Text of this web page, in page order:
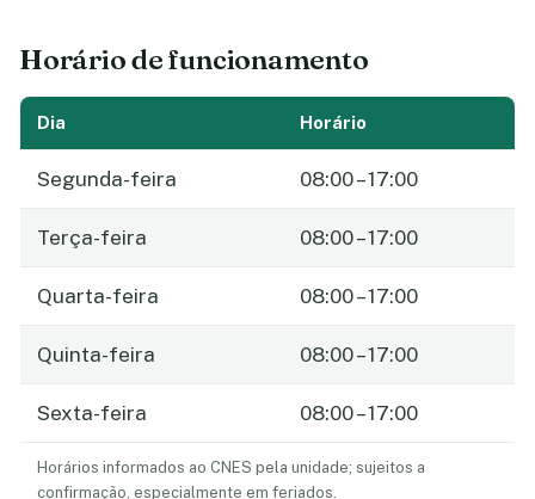
Horário de funcionamento
Dia Horário
Segunda-feira 08:00 – 17:00
Terça-feira 08:00 – 17:00
Quarta-feira 08:00 – 17:00
Quinta-feira 08:00 – 17:00
Sexta-feira 08:00 – 17:00
Horários informados ao CNES pela unidade; sujeitos a
confirmação, especialmente em feriados.